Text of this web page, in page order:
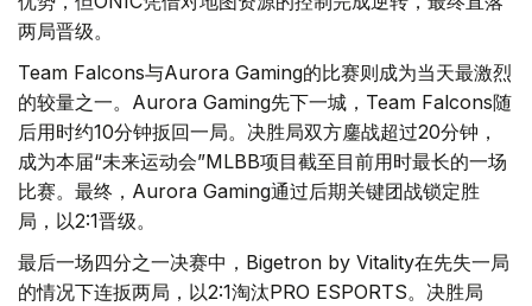
两局晋级。
Team Falcons与Aurora Gaming的比赛则成为当天最激烈
的较量之一。Aurora Gaming先下一城，Team Falcons随
后用时约10分钟扳回一局。决胜局双方鏖战超过20分钟，
成为本届“未来运动会”MLBB项目截至目前用时最长的一场
比赛。最终，Aurora Gaming通过后期关键团战锁定胜
局，以2:1晋级。
最后一场四分之一决赛中，Bigetron by Vitality在先失一局
的情况下连扳两局，以2:1淘汰PRO ESPORTS。决胜局